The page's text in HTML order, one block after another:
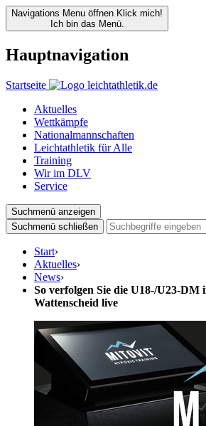
Navigations Menu öffnen Klick mich!
Ich bin das Menü.
Hauptnavigation
Startseite
Aktuelles
Wettkämpfe
Nationalmannschaften
Leichtathletik für Alle
Training
Wir im DLV
Service
Suchmenü anzeigen
Suchmenü schließen
Start›
Aktuelles›
News›
So verfolgen Sie die U18-/U23-DM
Wattenscheid live